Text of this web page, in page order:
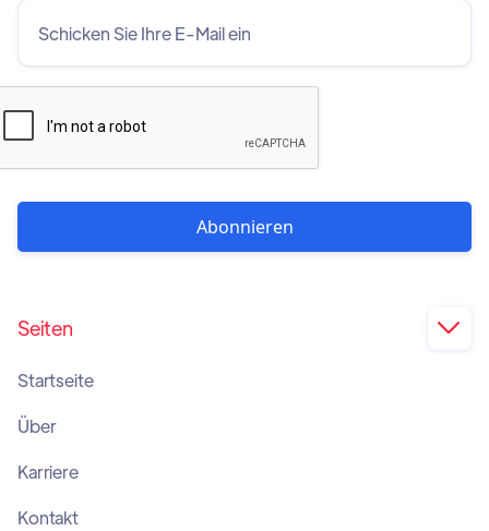
Seiten 
Startseite
Über
Karriere
Kontakt